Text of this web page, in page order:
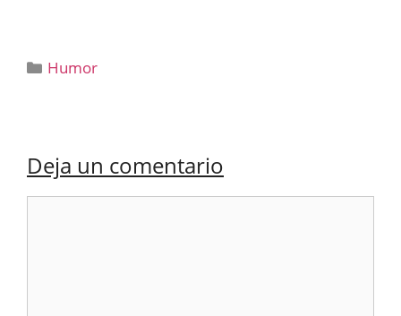
Categorías
Humor
Deja un comentario